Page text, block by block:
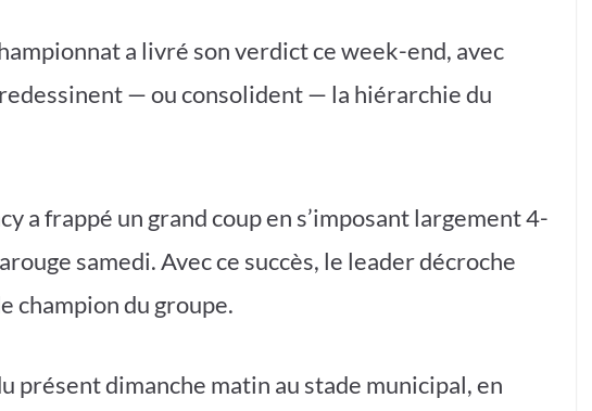
a livré son verdict ce week-end, avec
— ou consolident — la hiérarchie du
a frappé un grand coup en s’imposant largement 4-
samedi. Avec ce succès, le leader décroche
champion du groupe.
présent dimanche matin au stade municipal, en